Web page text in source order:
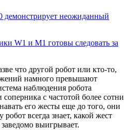
неожиданный
W1 и M1 готовы следовать за
что другой робот или кто-то,
намного превышают
наблюдения робота
с частотой более сотни
его жесты еще до того, они
робот всегда знает, какой жест
выигрывает.